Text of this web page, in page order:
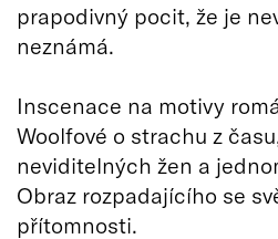
prapodivný pocit, že je
neznámá.
Inscenace na motivy
Woolfové o strachu z
neviditelných žen a
Obraz rozpadajícího se
přítomnosti.